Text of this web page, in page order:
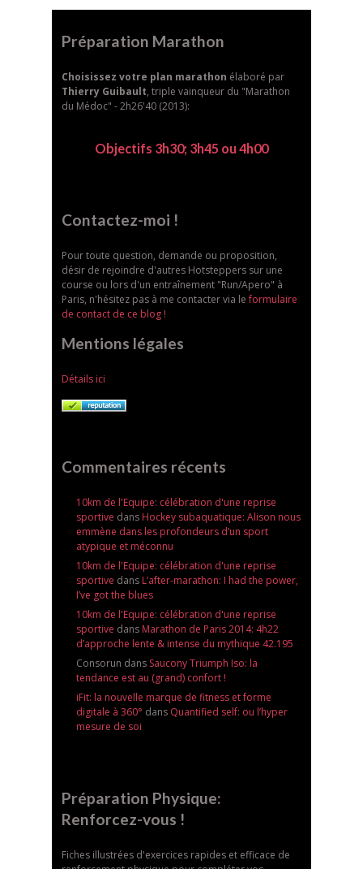
Préparation Marathon
Choisissez votre plan marathon élaboré par
Thierry Guibault, triple vainqueur du "Marathon
du Médoc" - 2h26'40 (2013):
Objectifs 3h30; 3h45 ou 4h00
Contactez-moi !
Pour toute question, demande ou proposition,
désir de rejoindre d'autres Hotsteppers sur une
course ou lors d'un entraînement "Run/Apero" à
Paris, n'hésitez pas à me contacter via leformulaire
de contact de ce blog !
Mentions légales
Détails ici
Commentaires récents
10km de l'Equipe: célébration d'une reprise
sportive dans Hockey subaquatique: Alison nous
emmène dans les profondeurs d’un sport
atypique et méconnu
10km de l'Equipe: célébration d'une reprise
sportive dans L’after-marathon: I had the power,
I’ve got the blues
10km de l'Equipe: célébration d'une reprise
sportive dans Marathon de Paris 2014: 4h22
d’approche lente & intense du mythique 42.195
Consorun dans Saucony Triumph Iso: la
tendance est au (grand) confort !
iFit: la nouvelle marque de fitness et forme
digitale à 360° dans Quantified self: ou l’hyper
mesure de soi
Préparation Physique:
Renforcez-vous !
Fiches illustrées d'exercices rapides et efficace de